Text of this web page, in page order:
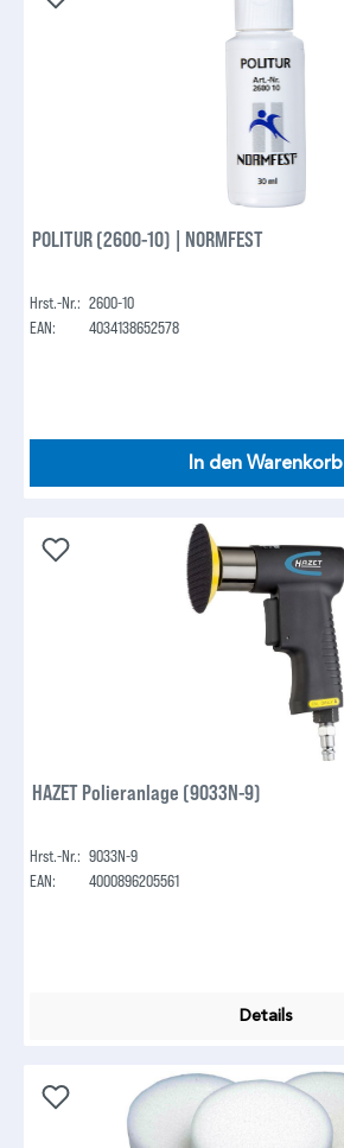
POLITUR (2600-10) | NORMFEST
Hrst.-Nr.: 2600-10
EAN:
4034138652578
In den Warenkorb
HAZET Polieranlage (9033N-9)
Hrst.-Nr.: 9033N-9
EAN:
4000896205561
Details